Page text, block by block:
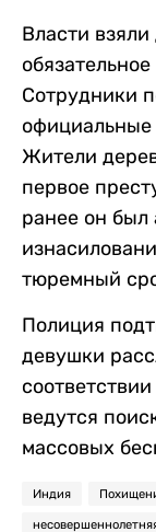
Власти
Сотрудники
официальные
Жители
первое
ранее он был
тюремный
Полиция
девушки
ведутся
массовых
Индия